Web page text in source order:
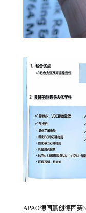
APAO德国赢创德固赛